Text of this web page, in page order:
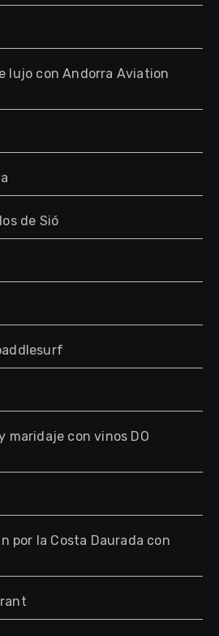
lujo con Andorra Aviation
de Sió
maridaje con vinos DO
por la Costa Daurada con